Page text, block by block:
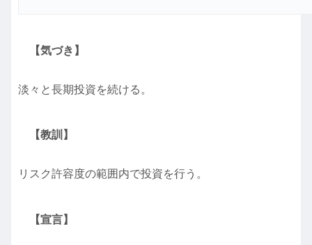
【気づき】
淡々と長期投資を続ける。
【教訓】
リスク許容度の範囲内で投資を行う。
【宣言】